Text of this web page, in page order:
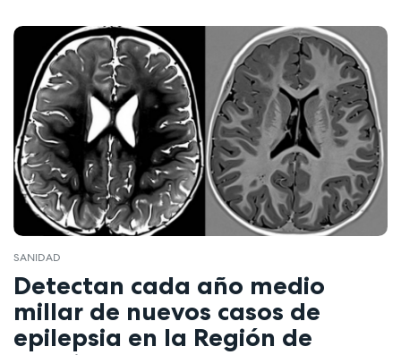
SANIDAD
Detectan cada año medio
millar de nuevos casos de
epilepsia en la Región de